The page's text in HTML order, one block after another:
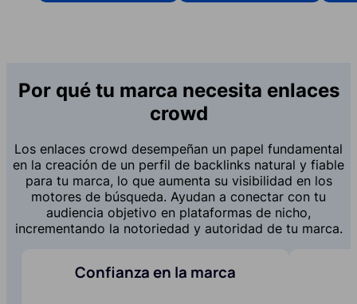
Por qué tu marca necesita enlaces
crowd
Los enlaces crowd desempeñan un papel fundamental
en la creación de un perfil de backlinks natural y fiable
para tu marca, lo que aumenta su visibilidad en los
motores de búsqueda. Ayudan a conectar con tu
audiencia objetivo en plataformas de nicho,
incrementando la notoriedad y autoridad de tu marca.
Confianza en la marca